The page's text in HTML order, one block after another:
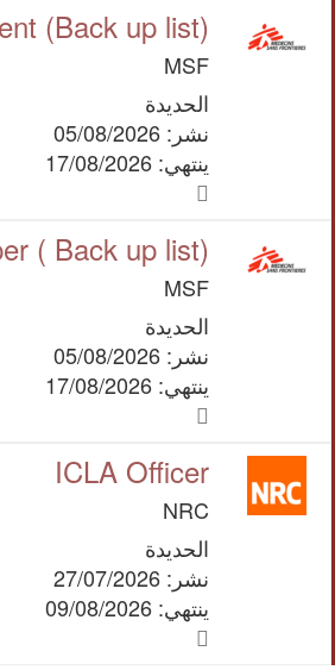
(Back up list)
MSF
الحديدة
نشر: 05/08/2026
ينتهي: 17/08/2026
( Back up list)
MSF
الحديدة
نشر: 05/08/2026
ينتهي: 17/08/2026
ICLA Officer
NRC
الحديدة
نشر: 27/07/2026
ينتهي: 09/08/2026